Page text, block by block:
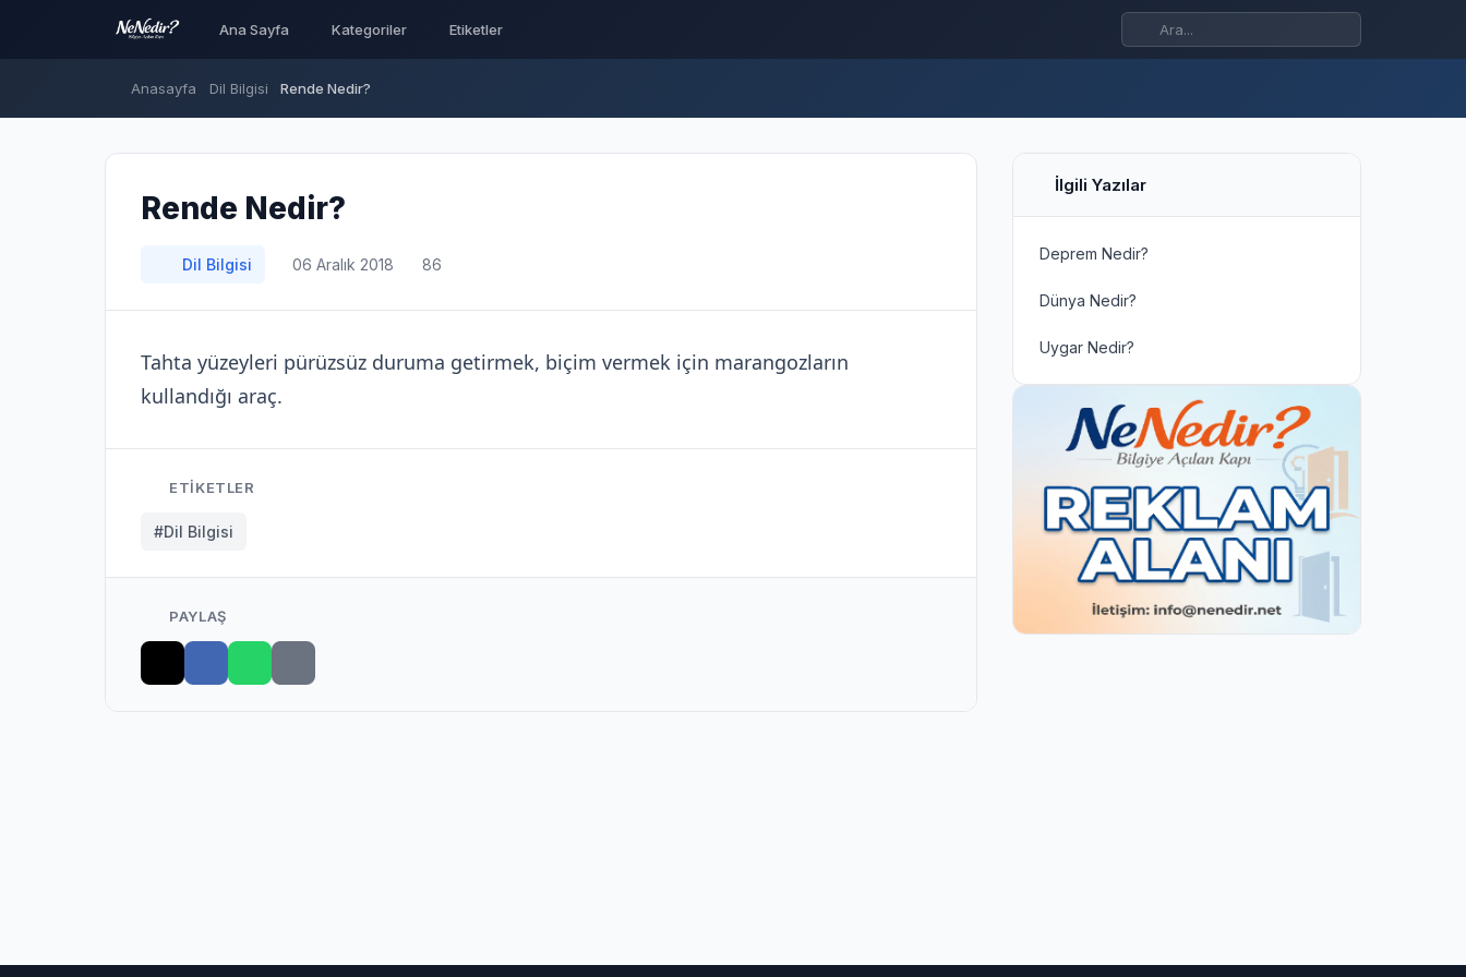
Ana Sayfa Kategoriler Etiketler
Anasayfa Dil Bilgisi Rende Nedir?
Rende Nedir?
Dil Bilgisi 06 Aralık 2018 86
Tahta yüzeyleri pürüzsüz duruma getirmek, biçim vermek için marangozların
kullandığı araç.
ETIKETLER
#Dil Bilgisi
PAYLAŞ
İlgili Yazılar
Deprem Nedir?
Dünya Nedir?
Uygar Nedir?